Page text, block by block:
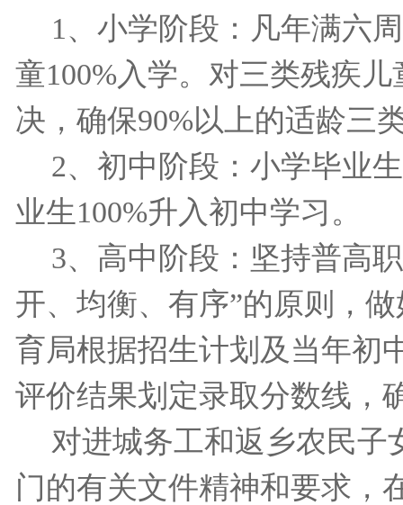
1 、小学阶段：凡年满六
童100%入学。对三类残疾
决，确保90%以上的适龄三
2、初中阶段：小学毕业
业生100%升入初中学习。
3、高中阶段：坚持普高
开、均衡、有序”的原则，
育局根据招生计划及当年初
评价结果划定录取分数线，
对进城务工和返乡农民
门的有关文件精神和要求，